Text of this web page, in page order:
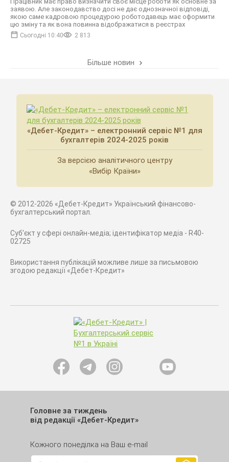
заявою. Але законодавство досі не дає однозначної відповіді,
якою саме кадровою процедурою роботодавець має оформити
цю зміну та як вона повинна відображатися в реєстрах
Сьогодні 10:40 2 813
Більше новин
«Дебет-Кредит» – електронний сервіс №1 для
бухгалтерів 2024-2025 років
За версією аналітичного центру
«Вибір Країни»
© 2012-2026 «Дебет-Кредит» Український фінансово-
бухгалтерський портал.
Суб'єкт у сфері онлайн-медіа; ідентифікатор медіа - R40-
02725
Використання публікацій можливе лише за письмовою
згодою редакції «Дебет-Кредит»
Головне за тиждень
від редакції «Дебет-Кредит»
Кожного понеділка на Ваш e-mail